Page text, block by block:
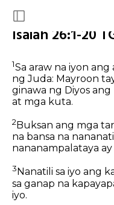
Isaiah 26:1-20
1Sa araw na iyon
ng Juda: Mayroon
ginawa ng Diyos
at mga kuta.
2 Buksan ang mga
na bansa na
nananampalataya
3 Nanatili sa iyo ang
sa ganap na
iyo.